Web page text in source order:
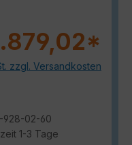
zzgl. Versandkosten
928-02-60
1-3 Tage